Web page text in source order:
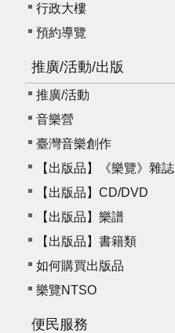
行政大樓
預約導覽
推廣/活動/出版
推廣/活動
音樂營
臺灣音樂創作
【出版品】《樂覽》雜誌
【出版品】CD/DVD
【出版品】樂譜
【出版品】書籍類
如何購買出版品
樂覽NTSO
便民服務